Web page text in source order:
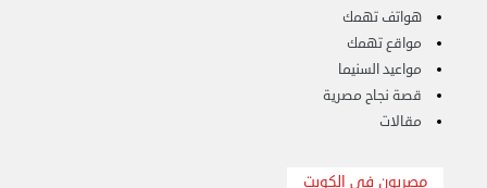
هواتف تهمك
مواقع تهمك
مواعيد السنيما
قصة نجاح مصرية
مقالات
مصريون في الكويت